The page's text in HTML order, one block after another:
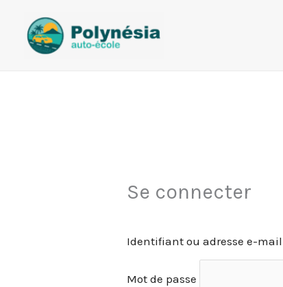
contenu
Se connecter
Identifiant ou adresse e-mail
Mot de passe